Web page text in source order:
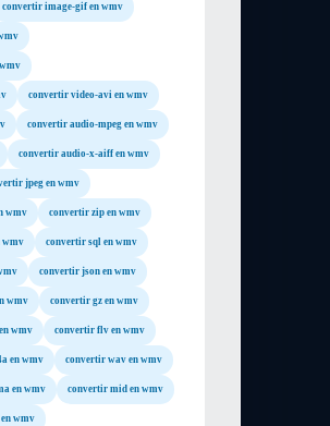
convertir image-gif en wmv
convertir video-avi en wmv
convertir audio-mpeg en wmv
convertir audio-x-aiff en wmv
jpeg en wmv
wmv convertir zip en wmv
wmv convertir sql en wmv
convertir json en wmv
wmv convertir gz en wmv
wmv convertir flv en wmv
en wmv convertir wav en wmv
en wmv convertir mid en wmv
wmv